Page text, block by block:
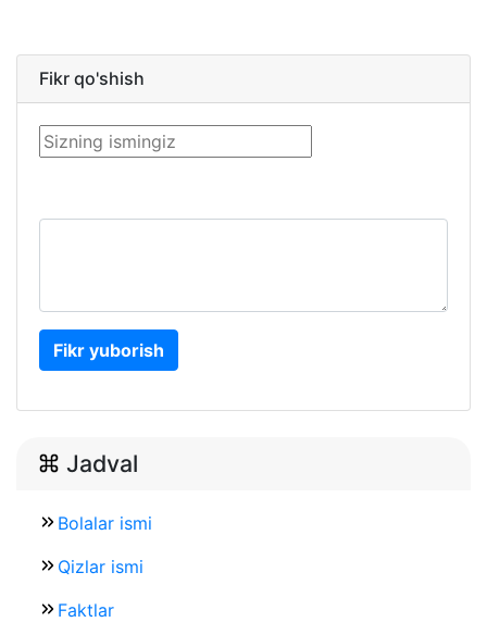
Fikr qo'shish
Fikr yuborish
Jadval
Bolalar ismi
Qizlar ismi
Faktlar